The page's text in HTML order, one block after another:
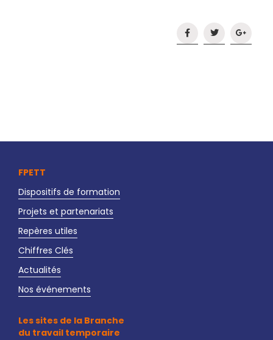
Réunion diagnostic de territoire Guyane
FPETT
Dispositifs de formation
Projets et partenariats
Repères utiles
Chiffres Clés
Actualités
Nos événements
Les sites de la Branche
du travail temporaire